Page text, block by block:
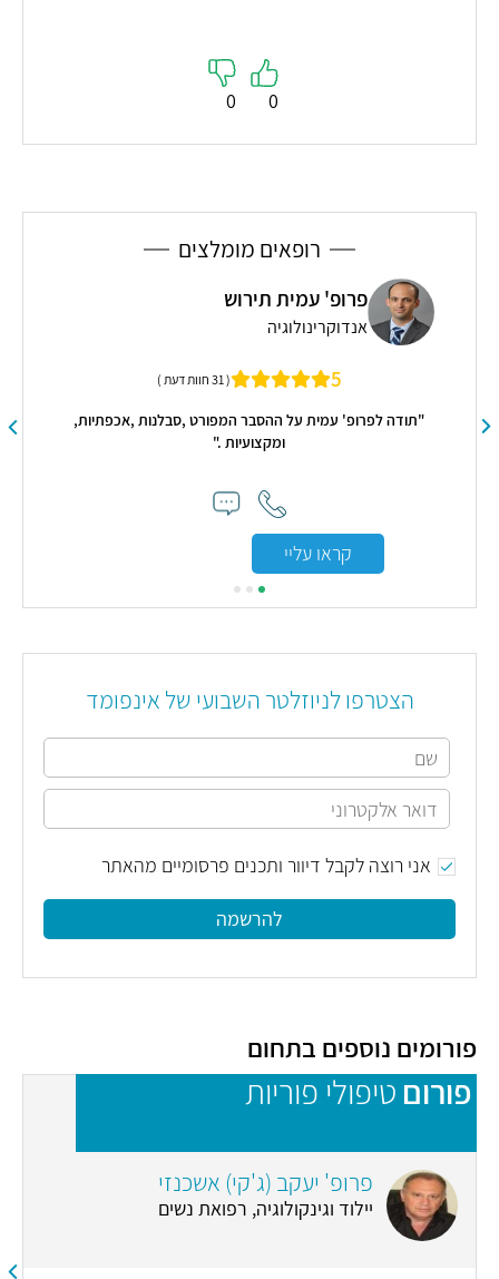
0
0
רופאים מומלצים
פרופ' עמית תירוש
אנדוקרינולוגיה
5 ( 31 חוות דעת )
"תודה לפרופ' עמית על ההסבר המפורט ,סבלנות ,אכפתיות,
ומקצועיות ."
קראו עליי
הצטרפו לניוזלטר השבועי של אינפומד
אני רוצה לקבל דיוור ותכנים פרסומיים מהאתר
להרשמה
פורומים נוספים בתחום
פורום טיפולי פוריות
פרופ' יעקב (ג'קי) אשכנזי
יילוד וגינקולוגיה, רפואת נשים